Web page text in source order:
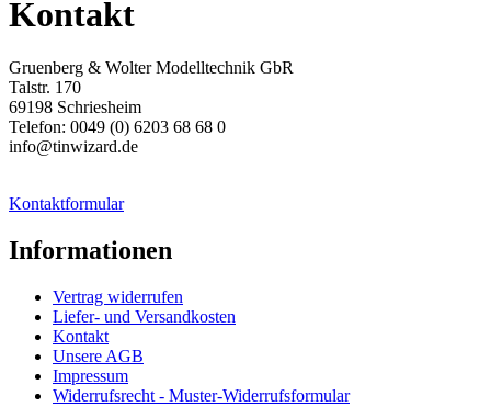
Kontakt
Gruenberg & Wolter Modelltechnik GbR
Talstr. 170
69198 Schriesheim
Telefon: 0049 (0) 6203 68 68 0
info@tinwizard.de
Kontaktformular
Informationen
Vertrag widerrufen
Liefer- und Versandkosten
Kontakt
Unsere AGB
Impressum
Widerrufsrecht - Muster-Widerrufsformular